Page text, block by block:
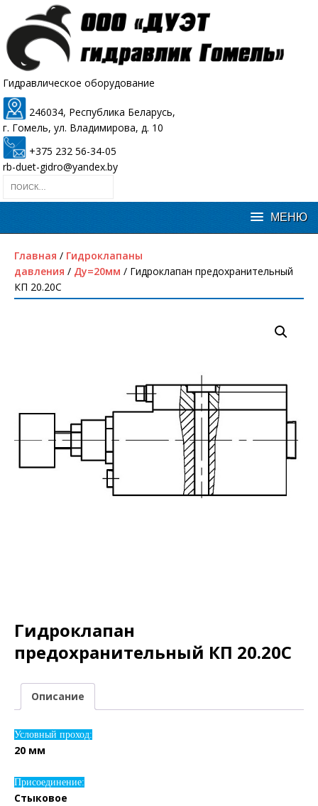
Гидравлическое оборудование
246034, Республика Беларусь,
г. Гомель, ул. Владимирова, д. 10
+375 232 56-34-05
rb-duet-gidro@yandex.by
Главная / Гидроклапаны
давления / Ду=20мм / Гидроклапан предохранительный
КП 20.20С
Гидроклапан
предохранительный КП 20.20С
Описание
Условный проход:
20 мм
Присоединение:
Стыковое